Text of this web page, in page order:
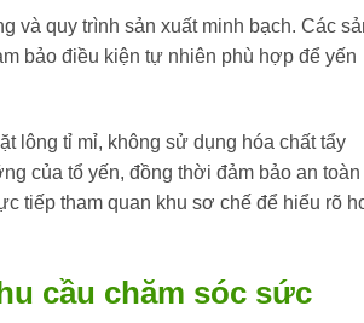
và quy trình sản xuất minh bạch. Các
bảo điều kiện tự nhiên phù hợp để yến
lông tỉ mỉ, không sử dụng hóa chất tẩy
của tổ yến, đồng thời đảm bảo an toàn
tiếp tham quan khu sơ chế để hiểu rõ
cầu chăm sóc sức